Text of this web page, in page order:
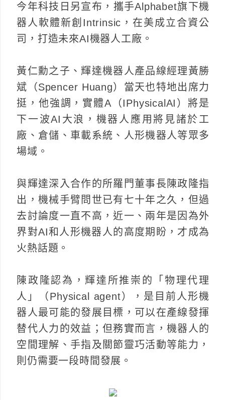
今年科技日另宣布，攜手Alphabet旗下機
器人軟體新創Intrinsic，在美成立合資公
司，打造未來AI機器人工廠。
黃仁勳之子、輝達機器人產品線經理黃勝
斌（Spencer Huang）當天也特地出席力
挺，他強調，實體A（IPhysicalAI）將是
下一波AI大浪，機器人應用將見諸於工
廠、倉儲、車載系統、人形機器人等眾多
場域。
與輝達深入合作的所羅門董事長陳政隆指
出，機械手臂問世已有七十年之久，但過
去討論度一直不高，近一、兩年是因為外
界對AI和人形機器人的高度期盼，才成為
火熱話題。
陳政隆認為，輝達所推崇的「物理代理
人」（Physical agent），是目前人形機
器人最可能的發展目標，可以在產線發揮
替代人力的效益；但務實而言，機器人的
空間理解、手指及關節靈巧活動等能力，
則仍需要一段時間發展。